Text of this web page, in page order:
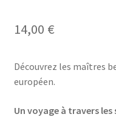
14,00 €
Découvrez les maîtres
européen.
Un voyage à travers les